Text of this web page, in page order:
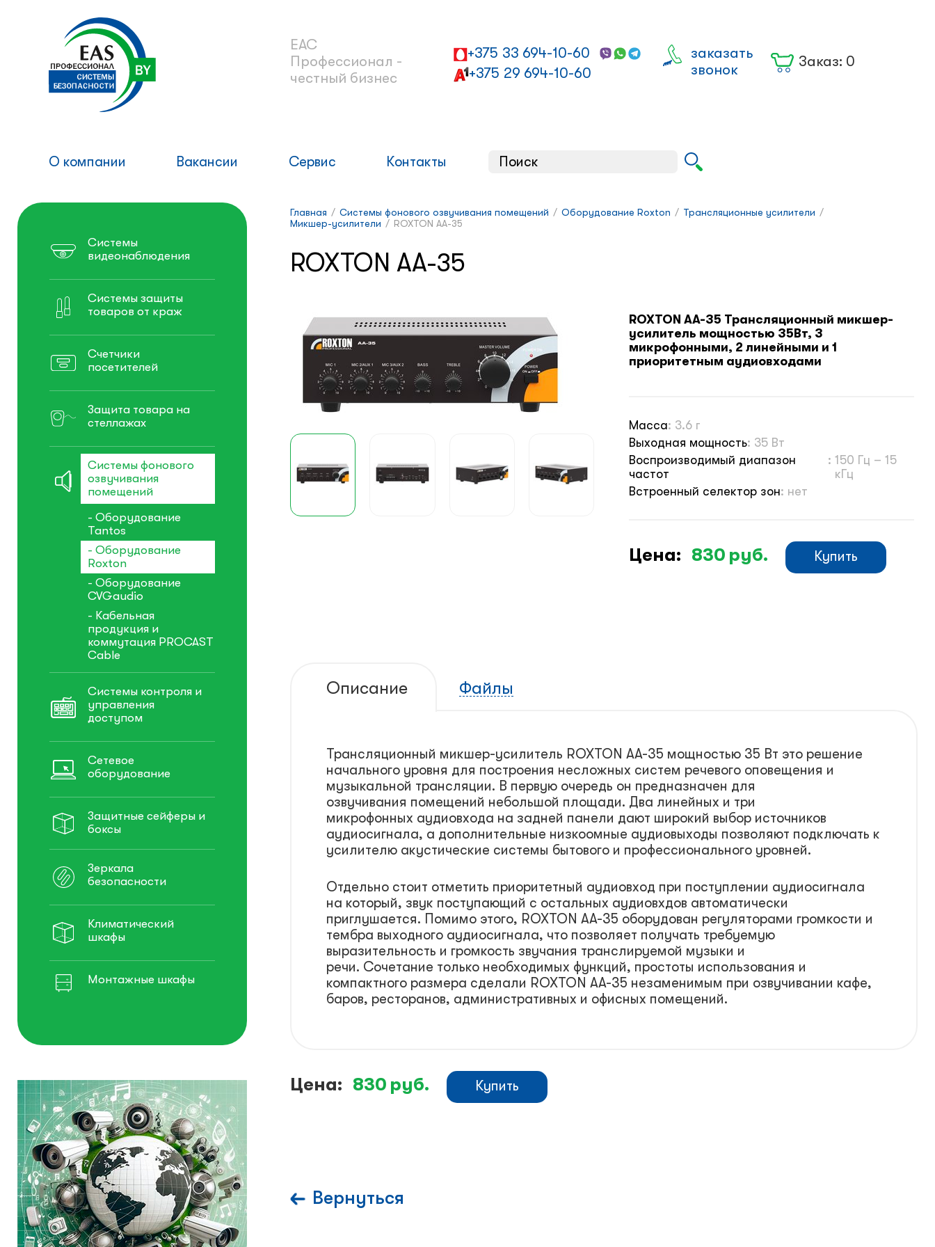
ЕАС
Профессионал -
честный бизнес
+375 33 694-10-60
+375 29 694-10-60
заказать
звонок
Заказ: 0
О компании Вакансии Сервис Контакты
Системы
видеонаблюдения
Системы защиты
товаров от краж
Счетчики
посетителей
Защита товара на
стеллажах
Системы фонового
озвучивания
помещений
- Оборудование
Tantos
- Оборудование
Roxton
- Оборудование
CVGaudio
- Кабельная
продукция и
коммутация PROCAST
Cable
Системы контроля и
управления
доступом
Сетевое
оборудование
Защитные сейферы и
боксы
Зеркала
безопасности
Климатический
шкафы
Монтажные шкафы
Главная / Системы фонового озвучивания помещений / Оборудование Roxton / Трансляционные усилители /
Микшер-усилители / ROXTON AA-35
ROXTON AA-35
ROXTON AA-35 Трансляционный микшер-
усилитель мощностью 35Вт, 3
микрофонными, 2 линейными и 1
приоритетным аудиовходами
Масса: 3.6 г
Выходная мощность: 35 Вт
Воспроизводимый диапазон
частот
: 150 Гц – 15
кГц
Встроенный селектор зон: нет
Цена: 830 руб. Купить
Описание
Трансляционный микшер-усилитель ROXTON AA-35 мощностью 35 Вт это решение
начального уровня для построения несложных систем речевого оповещения и
музыкальной трансляции. В первую очередь он предназначен для
озвучивания помещений небольшой площади. Два линейных и три
микрофонных аудиовхода на задней панели дают широкий выбор источников
аудиосигнала, а дополнительные низкоомные аудиовыходы позволяют подключать к
усилителю акустические системы бытового и профессионального уровней.
Отдельно стоит отметить приоритетный аудиовход при поступлении аудиосигнала
на который, звук поступающий с остальных аудиовхдов автоматически
приглушается. Помимо этого, ROXTON AA-35 оборудован регуляторами громкости и
тембра выходного аудиосигнала, что позволяет получать требуемую
выразительность и громкость звучания транслируемой музыки и
речи. Сочетание только необходимых функций, простоты использования и
компактного размера сделали ROXTON AA-35 незаменимым при озвучивании кафе,
баров, ресторанов, административных и офисных помещений.
Файлы
Цена: 830 руб. Купить
Вернуться